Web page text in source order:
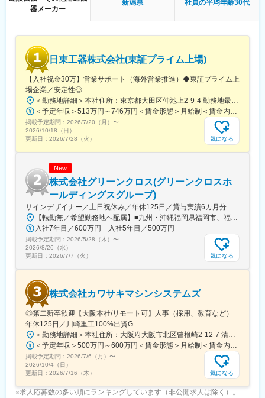
クラウド管理、ロボットの開発など経営層に近いからこそ、幅広
品情報や成功事例の共有・新人メンバーのサポートなどを実施。
・予算はメンバーの7～8割が達成しています。（最大131％達成
で169,000円、下限は88％の達成率ですが、スタートの基本給は
必ず保持されます）
■入社後の育成体制：
半年で一人立ちできる育成プログラム有り。組織・上司からの支
援を活用した「自立」が可能で、こうした環境が社員定着率92％
につながっています。
・世界で毎年12億円以上投資する、業界最高水準のトレーニング
を実施
・約半年の研修とチーム制によるOJT
・マネジャーによる営業同行やミーティングでの進捗管理を随時
実施 等
■キャリアプラン：
成果を出した社員には惜しみなく高いポジションが与えられる環
境です。
※最短例：2年後上位職へ（700～750万円以上）。
■ヒルティの魅力：
（1）年間100万件以上のお客様からの購買実績
（2）2021年働きがいのある企業ランキング入賞
変更の範囲：無
器メーカー
新潟県 社員の平均年齢30代
日東工器株式会社(東証プライム上場)
【入社祝金30万】営業サポート（海外営業推進）◆東証プライム上
場企業／安定性◎
＜勤務地詳細＞本社住所：東京都大田区仲池上2-9-4 勤務地最寄駅：都営浅草線線／西馬込駅受動喫煙対策：屋内全面禁煙変更の範囲：会社の定める事業所
＜予定年収＞513万円～746万円＜賃金形態＞月給制＜賃金内訳＞月額（基本給）：250,730円～365,589円その他固定手当/月：15,300円～22,300円＜月給＞266,030円～387,889円＜昇給有無＞有＜残業手当＞有＜給与補足＞■その他固定手当：一律住宅手当1万5300円～2万2300円（居住地に応じて変動）■賞与：5.5ヵ月 ※直近実績■海外駐在員の場合は、赴任国によって給与水準が異なり、手当や待遇面も規程に準ずる形で追加されます。賃金はあくまでも目安の金額であり、選考を通じて上下する可能性があります。月給(月額)は固定手当を含めた表記です。
掲載予定期間： 2026/7/20（月） 〜
2026/10/18（日）
更新日： 2026/7/28（火） 気になる
New
株式会社グリーンクロス(グリーンクロスホ
ールディングスグループ)
サインデザイナー／土日祝休み／年休125日／賞与実績6カ月分
【転勤無／希望勤務地へ配属】■九州・沖縄福岡県福岡市、福岡県北九州市、福岡県久留米市、佐賀県佐賀市、佐賀県鳥栖市、長崎県西彼杵郡長与町、長崎県佐世保市、熊本県熊本市、熊本県球磨郡あさぎり町、大分県大分市、宮崎県宮崎市、鹿児島県鹿児島市、鹿児島県鹿屋市、沖縄県浦添市、沖縄県名護市 ■中国山口県山口市、山口県下関市、広島県広島市、広島県福山市、岡山県岡山市、鳥取県鳥取市、鳥取県境港市、島根県松江市 ■四国愛媛県松山市、香川県高松市、徳島県徳島市、高知県高知市 ■東海愛知県名古屋市、三重県四日市市、静岡県静岡市、静岡県浜松市、岐阜県羽島市 ■関西大阪府大阪市、大阪府堺市、兵庫県神戸市、兵庫県姫路市、奈良県奈良市、京都府京都市 ■関東東京都中央区、埼玉県川口市、埼玉県久喜市、埼玉県さいたま市、神奈川県横浜市、神奈川県相模原市、千葉県千葉市 ■東北宮城県仙台市、宮城県石巻市、山形県山形市、福島県郡山市 ※受動喫煙対策あり
入社7年目／600万円 入社5年目／500万円
掲載予定期間： 2026/5/28（木） 〜
2026/8/26（水）
更新日： 2026/7/7（火） 気になる
株式会社カワサキマシンシステムズ
◎第二新卒歓迎【大阪本社/リモート可】人事（採用、教育など）
年休125日／川崎重工100%出資G
＜勤務地詳細＞本社住所：大阪府大阪市北区曾根崎2-12-7 清和梅田ビル8F勤務地最寄駅：Osaka Metro 谷町線／東梅田駅受動喫煙対策：屋内全面禁煙変更の範囲：会社の定める事業所
＜予定年収＞500万円～600万円＜賃金形態＞月給制＜賃金内訳＞月額（基本給）：240,000円～300,000円＜月給＞240,000円～300,000円＜昇給有無＞有＜残業手当＞有＜給与補足＞※上記年収は目安であり、詳細はスキル・経験を考慮し決定いたします。■昇給：年1回■賞与：年2回■モデル年収：30歳：600万円※あくまでモデルです。最終的には、経験・人物面等を面接で判断し決定します賃金はあくまでも目安の金額であり、選考を通じて上下する可能性があります。月給(月額)は固定手当を含めた表記です。
掲載予定期間： 2026/7/6（月） 〜
2026/10/4（日）
更新日： 2026/7/16（木） 気になる
※求人応募数の多い順にランキングしています（非公開求人は除く）。